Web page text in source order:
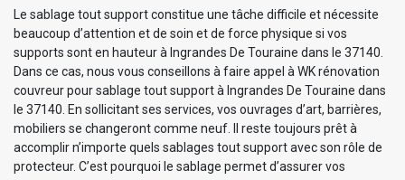
Le sablage tout support constitue une tâche difficile et nécessite
beaucoup d’attention et de soin et de force physique si vos
supports sont en hauteur à Ingrandes De Touraine dans le 37140.
Dans ce cas, nous vous conseillons à faire appel à WK rénovation
couvreur pour sablage tout support à Ingrandes De Touraine dans
le 37140. En sollicitant ses services, vos ouvrages d’art, barrières,
mobiliers se changeront comme neuf. Il reste toujours prêt à
accomplir n’importe quels sablages tout support avec son rôle de
protecteur. C’est pourquoi le sablage permet d’assurer vos